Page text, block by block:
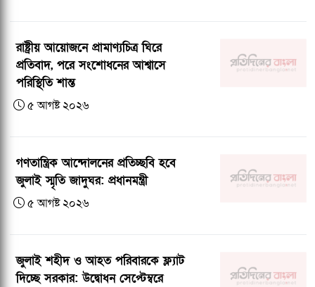
রাষ্ট্রীয় আয়োজনে প্রামাণ্যচিত্র ঘিরে
প্রতিবাদ, পরে সংশোধনের আশ্বাসে
পরিস্থিতি শান্ত
৫ আগষ্ট ২০২৬
গণতান্ত্রিক আন্দোলনের প্রতিচ্ছবি হবে
জুলাই স্মৃতি জাদুঘর: প্রধানমন্ত্রী
৫ আগষ্ট ২০২৬
জুলাই শহীদ ও আহত পরিবারকে ফ্ল্যাট
দিচ্ছে সরকার: উদ্বোধন সেপ্টেম্বরে